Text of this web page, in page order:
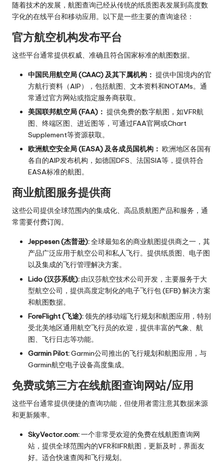
随着技术的发展，航图查询已经从传统的纸质图表发展到高度数
字化的在线平台和移动应用。以下是一些主要的查询途径：
官方航空机构发布平台
这些平台通常提供权威、准确且符合国家标准的航图数据。
中国民用航空局 (CAAC) 及其下属机构： 提供中国境内的官
方航行资料（AIP），包括航图、文本资料和NOTAMs。通
常通过官方网站或指定服务商获取。
美国联邦航空局 (FAA)： 提供免费的数字航图，如VFR航
图、终端区图、进近图等，可通过FAA官网或Chart
Supplement等资源获取。
欧洲航空安全局 (EASA) 及各成员国机构： 欧洲地区各国有
各自的AIP发布机构，如德国DFS、法国SIA等，提供符合
EASA标准的航图。
商业航图服务提供商
这些公司提供全球范围内的集成化、高品质航图产品和服务，通
常需要付费订阅。
Jeppesen (杰普逊):全球最知名的商业航图提供商之一，其
产品广泛应用于航空公司和私人飞行。提供纸质图、电子图
以及集成的飞行管理解决方案。
Lido (汉莎系统): 由汉莎航空技术公司开发，主要服务于大
型航空公司，提供高度定制化的电子飞行包 (EFB) 解决方案
和航图数据。
ForeFlight (飞途):领先的移动端飞行规划和航图应用，特别
受北美地区通用航空飞行员的欢迎，提供丰富的气象、航
图、飞行日志等功能。
Garmin Pilot:Garmin公司推出的飞行规划和航图应用，与
Garmin航空电子设备高度集成。
免费或第三方在线航图查询网站/应用
这些平台通常提供便捷的查询功能，但使用者需注意其数据来源
和更新频率。
SkyVector.com:一个非常受欢迎的免费在线航图查询网
站，提供全球范围内的VFR和IFR航图，更新及时，界面友
好。适合快速查阅和飞行规划。